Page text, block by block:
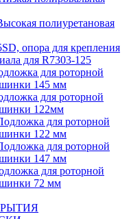
полиуретановая
опора для крепления
для R7303-125
для роторной
145 мм
для роторной
122мм
для роторной
122 мм
для роторной
147 мм
для роторной
72 мм